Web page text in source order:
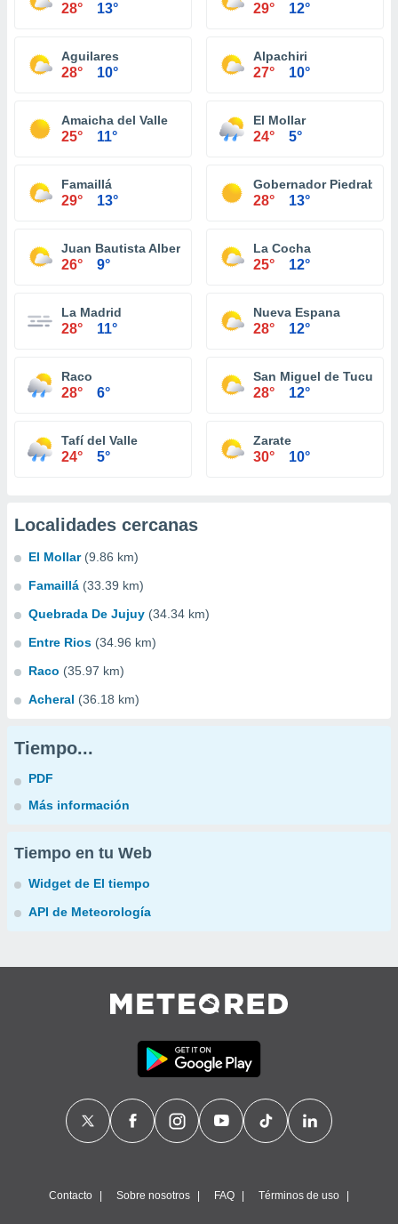
28° 13° 29° 12°
Aguilares
28° 10°
Alpachiri
27° 10°
Amaicha del Valle
25° 11°
El Mollar
24° 5°
Famaillá
29° 13°
Gobernador
28° 13°
Juan Bautista Alberdi
26° 9°
La Cocha
25° 12°
La Madrid
28° 11°
Nueva Espana
28° 12°
Raco
28° 6°
San Miguel de Tucumán
28° 12°
Tafí del Valle
24° 5°
Zarate
30° 10°
Localidades cercanas
El Mollar (9.86 km)
Famaillá (33.39 km)
Quebrada De Jujuy (34.34 km)
Entre Rios (34.96 km)
Raco (35.97 km)
Acheral (36.18 km)
Tiempo...
PDF
Más información
Tiempo en tu Web
Widget de El tiempo
API de Meteorología
Contacto Sobre nosotros FAQ Términos de uso